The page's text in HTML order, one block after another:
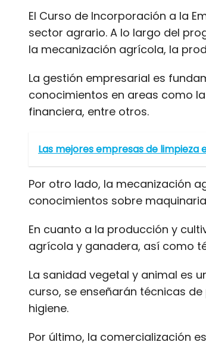
El Curso de Incorporación a la
sector agrario. A lo largo del
la mecanización agrícola, la
La gestión empresarial es
conocimientos en areas como
financiera, entre otros.
Las mejores empresas de limpieza
Por otro lado, la mecanización
conocimientos sobre
En cuanto a la producción y
agrícola y ganadera, así como
La sanidad vegetal y animal es
curso, se enseñarán técnicas
higiene.
Por último, la comercialización